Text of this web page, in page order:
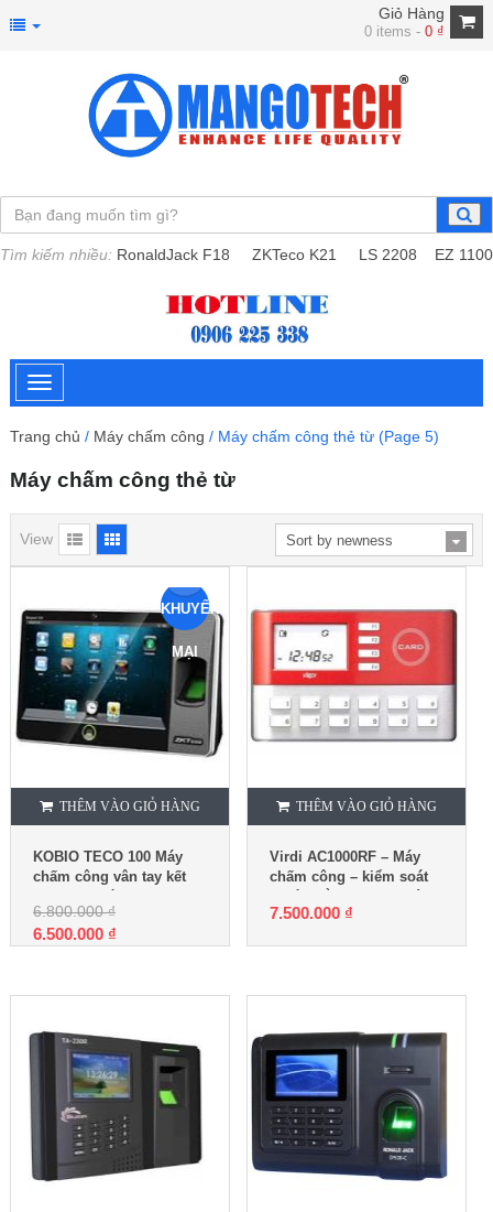
Giỏ Hàng
0 items -0 ₫
Tìm kiếm nhiều: RonaldJack F18 ZKTeco K21 LS 2208 EZ 1100
Trang chủ / Máy chấm công / Máy chấm công thẻ từ (Page 5)
Máy chấm công thẻ từ
View
KHUYẾN
MẠI
THÊM VÀO GIỎ HÀNG
KOBIO TECO 100 Máy
chấm công vân tay kết
6.800.000₫
6.500.000 ₫
THÊM VÀO GIỎ HÀNG
Virdi AC1000RF – Máy
chấm công – kiểm soát
7.500.000 ₫